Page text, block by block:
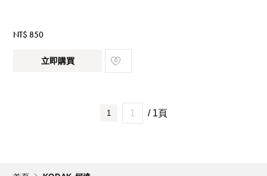
NT$ 850
立即購買
1 / 1頁